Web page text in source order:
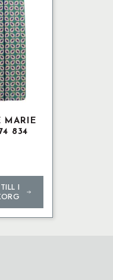
MARIE
834
I